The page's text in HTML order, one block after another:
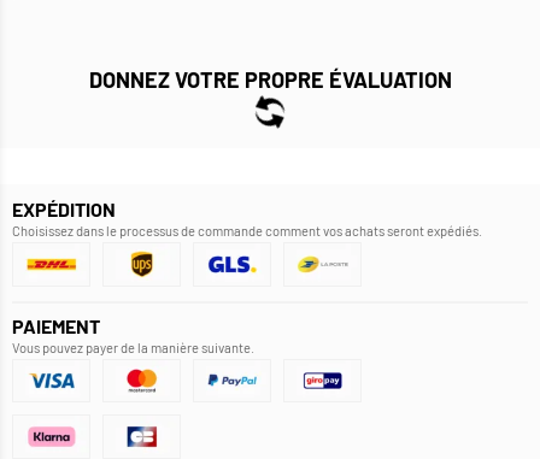
DONNEZ VOTRE PROPRE ÉVALUATION
EXPÉDITION
Choisissez dans le processus de commande comment vos achats seront expédiés.
PAIEMENT
Vous pouvez payer de la manière suivante.